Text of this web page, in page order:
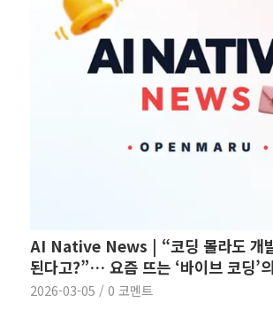
AI Native News | “코딩 몰라도 개
된다고?”… 요즘 뜨는 ‘바이브 코딩’
2026-03-05 / 0 코멘트